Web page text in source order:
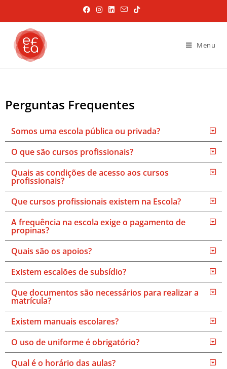
Menu
Perguntas Frequentes
Somos uma escola pública ou privada?
O que são cursos profissionais?
Quais as condições de acesso aos cursos
profissionais?
Que cursos profissionais existem na Escola?
A frequência na escola exige o pagamento de
propinas?
Quais são os apoios?
Existem escalões de subsídio?
Que documentos são necessários para realizar a
matrícula?
Existem manuais escolares?
O uso de uniforme é obrigatório?
Qual é o horário das aulas?